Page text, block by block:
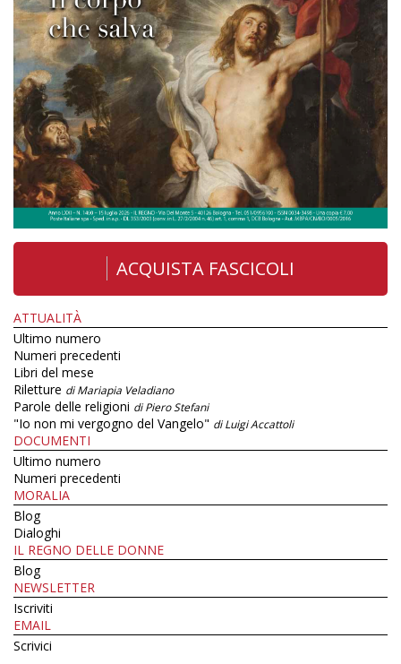
ACQUISTA FASCICOLI
ATTUALITÀ
Ultimo numero
Numeri precedenti
Libri del mese
Riletture di Mariapia Veladiano
Parole delle religioni di Piero Stefani
"Io non mi vergogno del Vangelo" di Luigi Accattoli
DOCUMENTI
Ultimo numero
Numeri precedenti
MORALIA
Blog
Dialoghi
IL REGNO DELLE DONNE
Blog
NEWSLETTER
Iscriviti
EMAIL
Scrivici